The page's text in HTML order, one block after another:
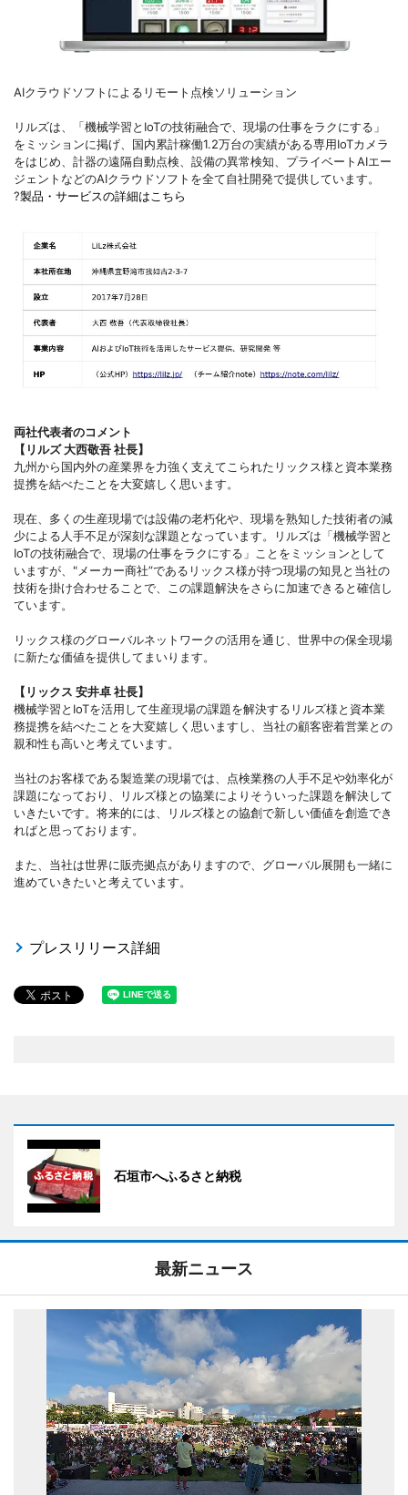
AIクラウドソフトによるリモート点検ソリューション
リルズは、「機械学習とIoTの技術融合で、現場の仕事をラクにする」
をミッションに掲げ、国内累計稼働1.2万台の実績がある専用IoTカメラ
をはじめ、計器の遠隔自動点検、設備の異常検知、プライベートAIエー
ジェントなどのAIクラウドソフトを全て自社開発で提供しています。
?製品・サービスの詳細はこちら
両社代表者のコメント
【リルズ 大西敬吾 社長】
九州から国内外の産業界を力強く支えてこられたリックス様と資本業務
提携を結べたことを大変嬉しく思います。
現在、多くの生産現場では設備の老朽化や、現場を熟知した技術者の減
少による人手不足が深刻な課題となっています。リルズは「機械学習と
IoTの技術融合で、現場の仕事をラクにする」ことをミッションとして
いますが、"メーカー商社”であるリックス様が持つ現場の知見と当社の
技術を掛け合わせることで、この課題解決をさらに加速できると確信し
ています。
リックス様のグローバルネットワークの活用を通じ、世界中の保全現場
に新たな価値を提供してまいります。
【リックス 安井卓 社長】
機械学習とIoTを活用して生産現場の課題を解決するリルズ様と資本業
務提携を結べたことを大変嬉しく思いますし、当社の顧客密着営業との
親和性も高いと考えています。
当社のお客様である製造業の現場では、点検業務の人手不足や効率化が
課題になっており、リルズ様との協業によりそういった課題を解決して
いきたいです。将来的には、リルズ様との協創で新しい価値を創造でき
ればと思っております。
また、当社は世界に販売拠点がありますので、グローバル展開も一緒に
進めていきたいと考えています。
プレスリリース詳細
石垣市へふるさと納税
最新ニュース